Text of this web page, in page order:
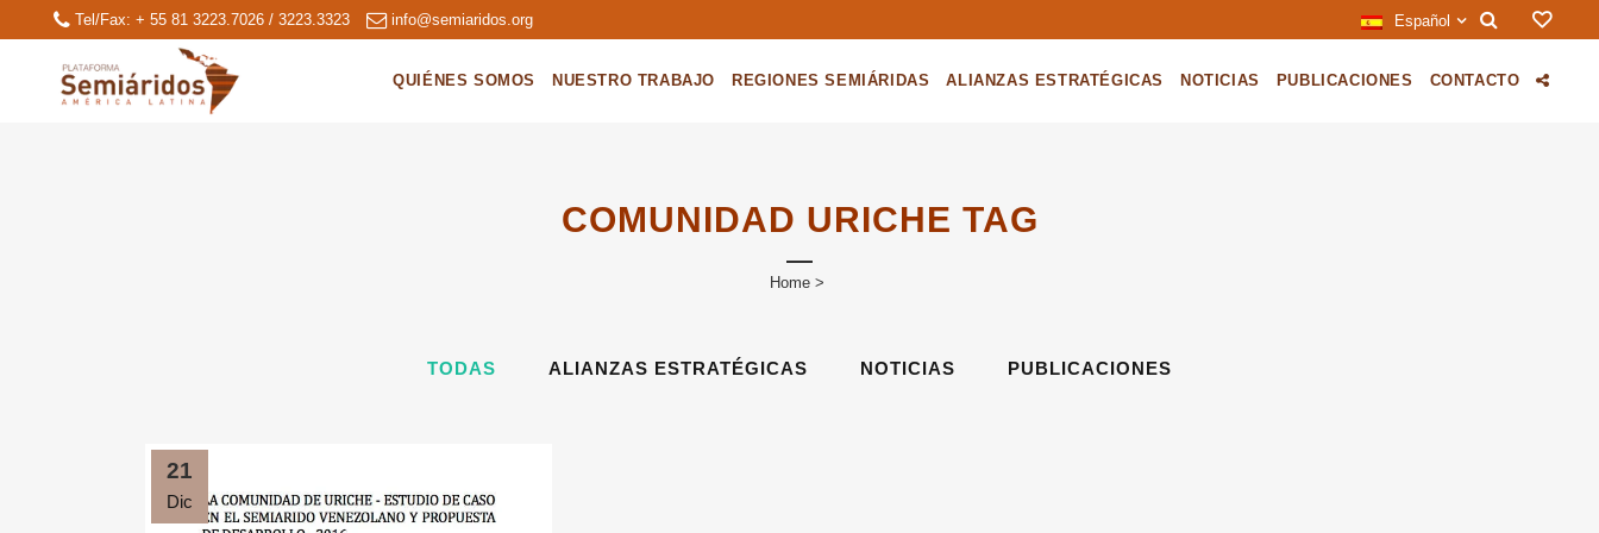
Tel/Fax: + 55 81 3223.7026 / 3223.3323 info@semiaridos.org Español
QUIÉNES SOMOS NUESTRO TRABAJO REGIONES SEMIÁRIDAS ALIANZAS ESTRATÉGICAS NOTICIAS PUBLICACIONES CONTACTO
COMUNIDAD URICHE TAG
Home >
TODAS ALIANZAS ESTRATÉGICAS NOTICIAS PUBLICACIONES
21
Dic